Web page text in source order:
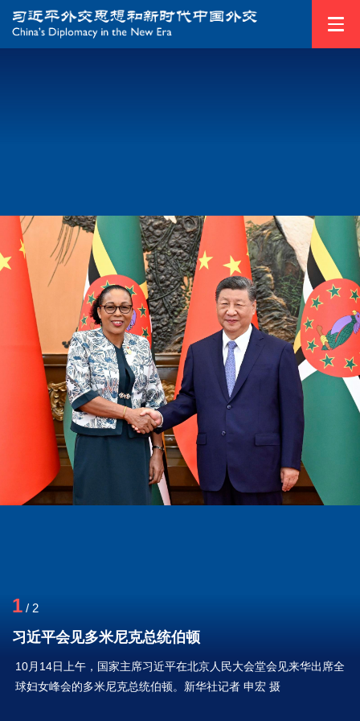
1/2
1 / 2
习近平会见多米尼克总统伯顿
10月14日上午，国家主席习近平在北京人民大会堂会见来华出席全
球妇女峰会的多米尼克总统伯顿。新华社记者 申宏 摄